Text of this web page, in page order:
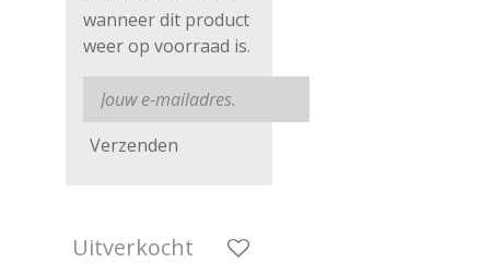
wanneer dit product
weer op voorraad is.
Verzenden
Uitverkocht